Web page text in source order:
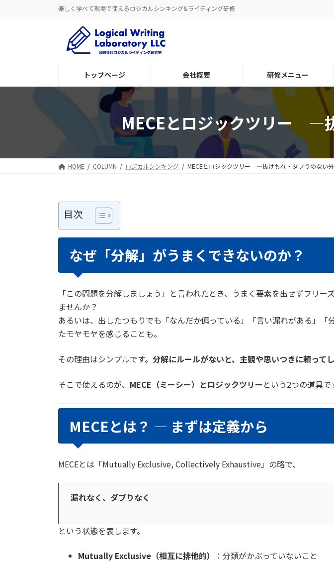
キ
に
楽しく学べて現場で使えるロジカルシンキング&ライティング研修
トップページ 会社概要 研修メニュー
MECEとロジックツリー ―
HOME COLUMN ロジカルシンキング MECEとロジックツリー ―抜けもれ・ダブりのない
目次
なぜ「分解」がうまくできないのか？
「この問題を分解しましょう」と言われたとき、うまく要素を出せずフリー
ませんか？
あるいは、出したつもりでも「なんだか偏っている」「言い漏れがある」「
たモヤモヤを感じることも。
その理由はシンプルです。 分解にルールがないと、主観や思いつきに頼って
そこで使えるのが、 MECE（ミーシー）とロジックツリー という2つの道具で
MECEとは？ ― まずは定義から
MECEとは「Mutually Exclusive, Collectively Exhaustive」の略で、
漏れなく、ダブりなく
という状態を表します。
Mutually Exclusive（相互に排他的）
：分類がかぶっていないこと